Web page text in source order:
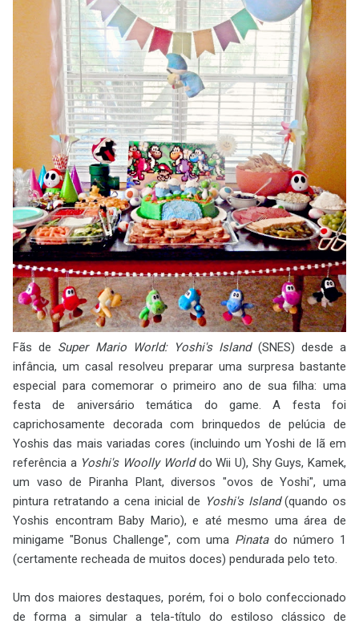
Fãs de Super Mario World: Yoshi's Island(SNES) desde a
infância, um casal resolveu preparar uma surpresa bastante
especial para comemorar o primeiro ano de sua filha: uma
festa de aniversário temática do game. A festa foi
caprichosamente decorada com brinquedos de pelúcia de
Yoshis das mais variadas cores (incluindo um Yoshi de lã em
referência a Yoshi's Woolly Worlddo Wii U), Shy Guys, Kamek,
um vaso de Piranha Plant, diversos "ovos de Yoshi", uma
pintura retratando a cena inicial de Yoshi's Island(quando os
Yoshis encontram Baby Mario), e até mesmo uma área de
minigame "Bonus Challenge", com uma Pinatado número 1
(certamente recheada de muitos doces) pendurada pelo teto.
Um dos maiores destaques, porém, foi o bolo confeccionado
de forma a simular a tela-título do estiloso clássico de